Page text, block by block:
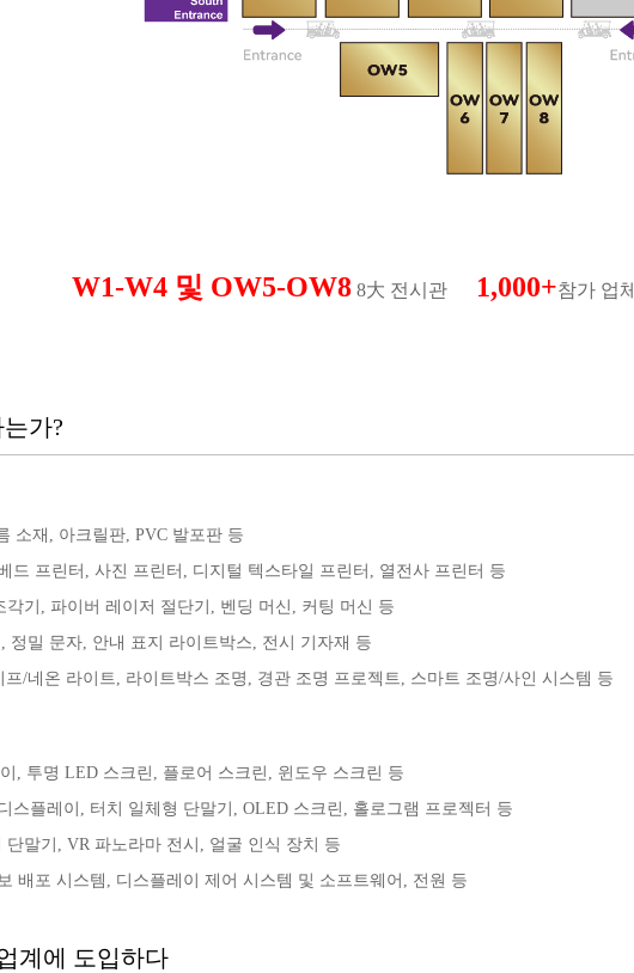
W1-W4 및 OW5-OW8 8大 전시관 1,000+참가 업체
가?
소재, 아크릴판, PVC 발포판 등
드 프린터, 사진 프린터, 디지털 텍스타일 프린터, 열전사 프린터 등
기, 파이버 레이저 절단기, 벤딩 머신, 커팅 머신 등
정밀 문자, 안내 표지 라이트박스, 전시 기자재 등
/네온 라이트, 라이트박스 조명, 경관 조명 프로젝트, 스마트 조명/사인 시스템 등
, 투명 LED 스크린, 플로어 스크린, 윈도우 스크린 등
스플레이, 터치 일체형 단말기, OLED 스크린, 홀로그램 프로젝터 등
말기, VR 파노라마 전시, 얼굴 인식 장치 등
배포 시스템, 디스플레이 제어 시스템 및 소프트웨어, 전원 등
계에 도입하다